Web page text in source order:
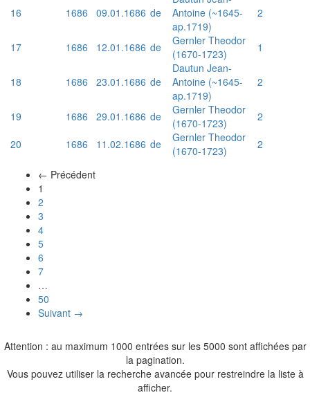
16 1686 09.01.1686 de
Antoine (~1645-
ap.1719)
2
17 1686 12.01.1686 de
Gernler Theodor
(1670-1723)
1
18 1686 23.01.1686 de
Dautun Jean-
Antoine (~1645-
ap.1719)
2
19 1686 29.01.1686 de
Gernler Theodor
(1670-1723)
2
20
1686 11.02.1686 de
Gernler Theodor
(1670-1723)
2
← Précédent
1
2
3
4
5
6
7
…
50
Suivant →
Attention : au maximum 1000 entrées sur les 5000 sont affichées par
la pagination.
Vous pouvez utiliser la recherche avancée pour restreindre la liste à
afficher.